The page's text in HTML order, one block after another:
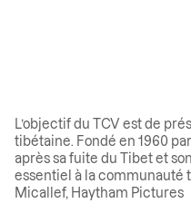
L’objectif du TCV est de
tibétaine. Fondé en 1960
après sa fuite du Tibet et
essentiel à la communauté
Micallef, Haytham Pictures